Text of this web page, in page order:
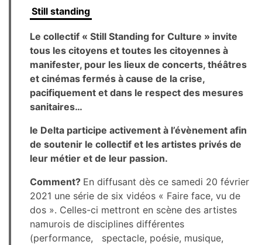
Still standing
Le collectif « Still Standing for Culture » invite
tous les citoyens et toutes les citoyennes à
manifester, pour les lieux de concerts, théâtres
et cinémas fermés à cause de la crise,
pacifiquement et dans le respect des mesures
sanitaires…
le Delta participe activement à l’évènement afin
de soutenir le collectif et les artistes privés de
leur métier et de leur passion.
Comment? En diffusant dès ce samedi 20 février
2021 une série de six vidéos « Faire face, vu de
dos ». Celles-ci mettront en scène des artistes
namurois de disciplines différentes
(performance, spectacle, poésie, musique,